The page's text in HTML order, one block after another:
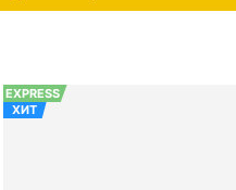
EXPRESS
ХИТ